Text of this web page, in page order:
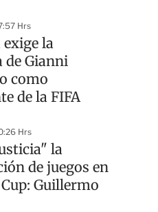
Hrs
exige la
de Gianni
como
de la FIFA
Hrs
la
de juegos en
Guillermo